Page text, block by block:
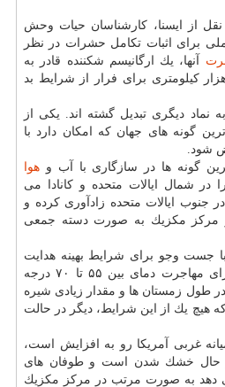
از ایسنا، كارشناسان حیات وحش
برای اثبات تكامل حشرات در نظر
آنها، یك ارگانیسم شكننده قادر به
نماد دیگری تبدیل گشته اند. یكی از
گونه های جهان كه امكان دارد با
شود.
گونه ها در سازگاری با آب و هوا
در شمال ایالات متحده و كانادا می
در جنوب ایالات متحده زادآوری كرده و
مركز مكزیك به صورت دسته جمعی
جست وجو برای شرایط بهینه هدایت
می شود. شرایط ایده آل برای مهاجرت دمای بین ۵۵ تا ۷۰ درجه
طول زمستان ها و مقدار زیادی شیره
هیچ یك از این شرایط، دیگر در حالت
غربی آمریكا رو به افزایش است،
حال خشك شدن است و طوفان های
دهد به صورت مرتب در مركز مكزیك